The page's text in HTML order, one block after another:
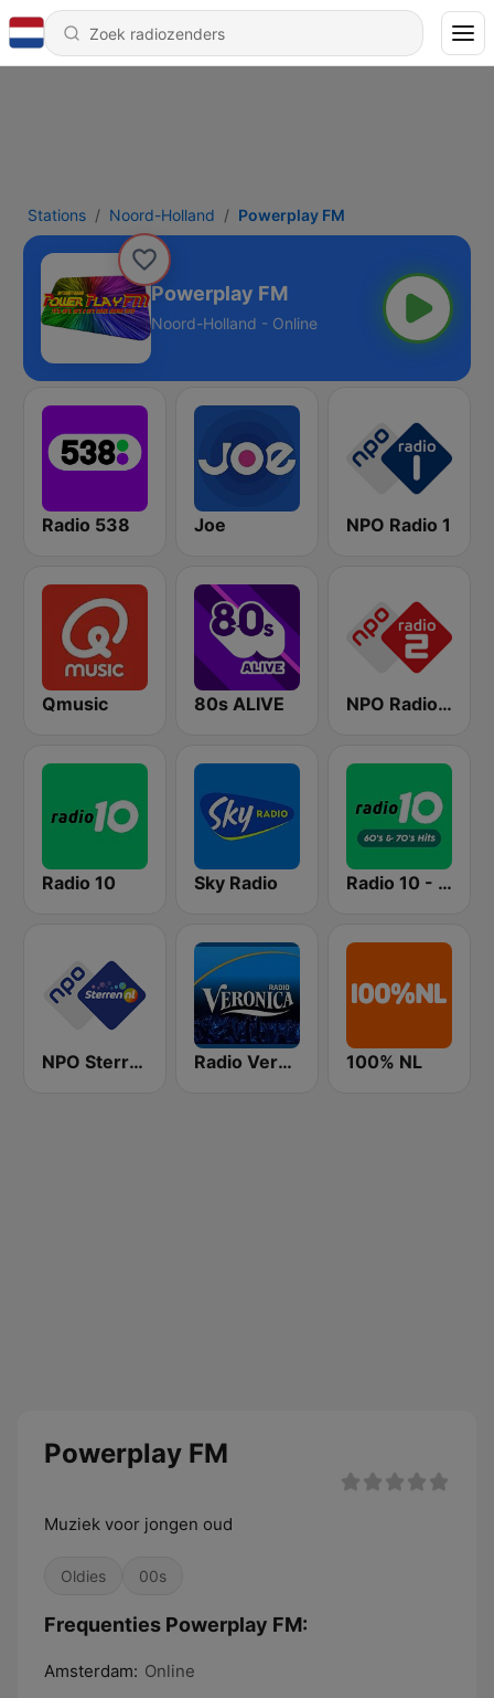
Stations Noord-Holland Powerplay FM
Powerplay FM
Noord-Holland - Online
Radio 538 Joe NPO Radio 1
Qmusic 80s ALIVE NPO Radio 2
Radio 10 Sky Radio Radio 10 - 60s & 70s Hits
NPO Sterren Radio Veronica 100% NL
Powerplay FM
Muziek voor jongen oud
Oldies 00s
Frequenties Powerplay FM:
Amsterdam: Online